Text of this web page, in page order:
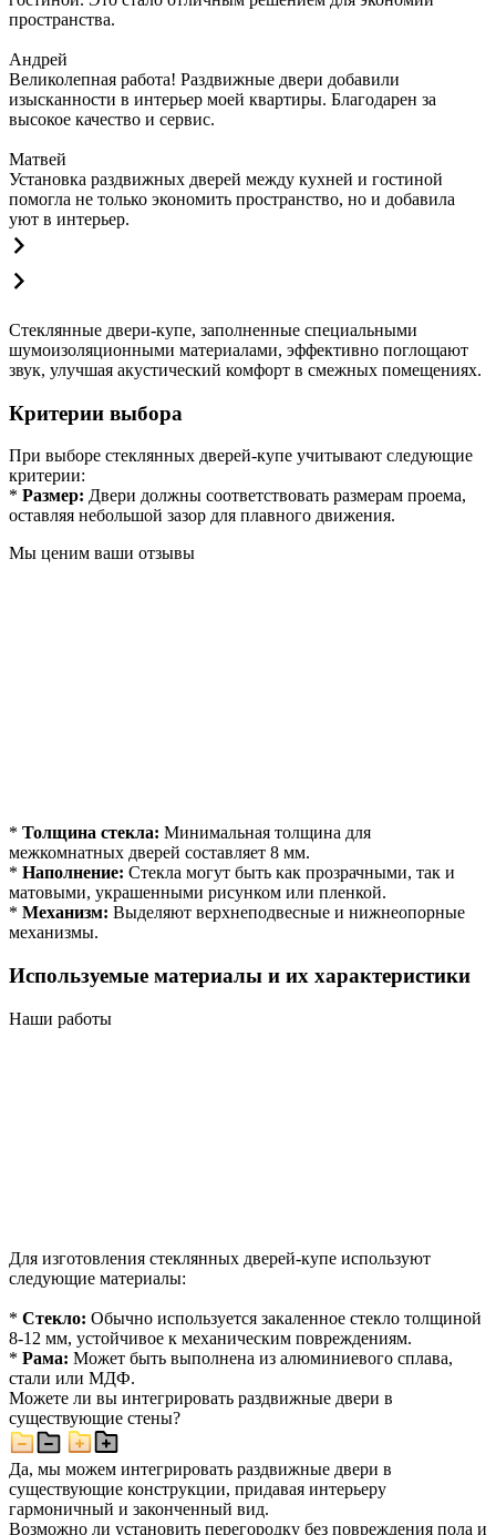
пространства.
Андрей
Великолепная работа! Раздвижные двери добавили
изысканности в интерьер моей квартиры. Благодарен за
высокое качество и сервис.
Матвей
Установка раздвижных дверей между кухней и гостиной
помогла не только экономить пространство, но и добавила
уют в интерьер.
Стеклянные двери-купе, заполненные специальными
шумоизоляционными материалами, эффективно поглощают
звук, улучшая акустический комфорт в смежных помещениях.
Критерии выбора
При выборе стеклянных дверей-купе учитывают следующие
критерии:
* Размер: Двери должны соответствовать размерам проема,
оставляя небольшой зазор для плавного движения.
Мы ценим ваши отзывы
* Толщина стекла: Минимальная толщина для
межкомнатных дверей составляет 8 мм.
* Наполнение: Стекла могут быть как прозрачными, так и
матовыми, украшенными рисунком или пленкой.
* Механизм: Выделяют верхнеподвесные и нижнеопорные
механизмы.
Используемые материалы и их характеристики
Наши работы
Для изготовления стеклянных дверей-купе используют
следующие материалы:
* Стекло: Обычно используется закаленное стекло толщиной
8-12 мм, устойчивое к механическим повреждениям.
* Рама: Может быть выполнена из алюминиевого сплава,
стали или МДФ.
Можете ли вы интегрировать раздвижные двери в
существующие стены?
Да, мы можем интегрировать раздвижные двери в
существующие конструкции, придавая интерьеру
гармоничный и законченный вид.
Возможно ли установить перегородку без повреждения пола и